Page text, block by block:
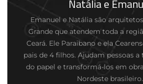
Natália e
Emanuel e Natália são
Grande que atendem toda a
Ceará. Ele Paraibano e ela
pais de 4 filhos. Ajudam pessoas
do papel e transformá-los em
Nordeste brasileiro.